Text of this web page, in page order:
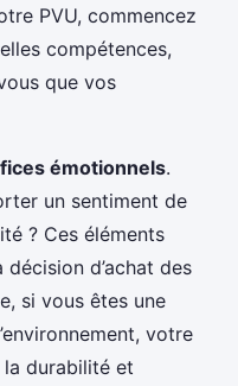
PVU, commencez
compétences,
que vos
émotionnels.
un sentiment de
? Ces éléments
d’achat des
si vous êtes une
votre
durabilité et